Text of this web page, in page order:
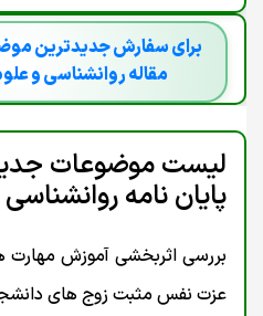
برای سفارش جدیدترین
مقاله روانشناسی و
لیست موضوعات جدید
پایان نامه
بررسی اثربخشی آموزش مهارت
عزت نفس مثبت زوج های